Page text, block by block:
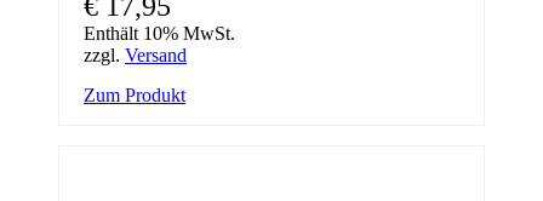
Enthält 10% MwSt.
zzgl. Versand
Zum Produkt